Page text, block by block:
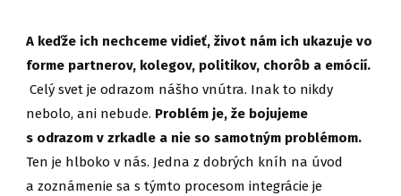
A keďže ich nechceme vidieť, život nám ich ukazuje vo
forme partnerov, kolegov, politikov, chorôb a emócií.
Celý svet je odrazom nášho vnútra. Inak to nikdy
nebolo, ani nebude. Problém je, že bojujeme
s odrazom v zrkadle a nie so samotným problémom.
Ten je hlboko v nás. Jedna z dobrých kníh na úvod
a zoznámenie sa s týmto procesom integrácie je